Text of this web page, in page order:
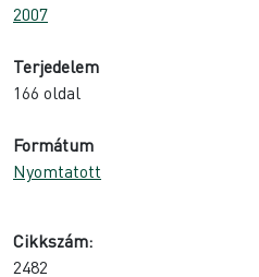
2007
Terjedelem
166 oldal
Formátum
Nyomtatott
Cikkszám:
2482